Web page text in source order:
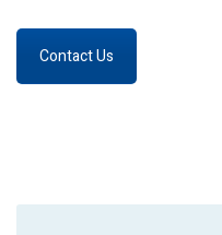
Contact Us